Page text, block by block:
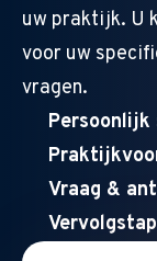
uw praktijk. U
voor uw
vragen.
Persoonlijk
Vraag &